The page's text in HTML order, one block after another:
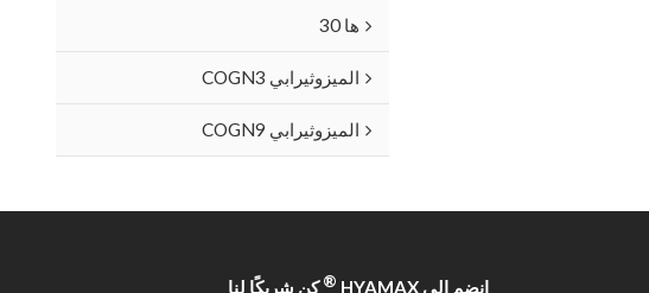
ها 30
الميزوثيرابي COGN3
الميزوثيرابي COGN9
انضم إلى HYAMAX ®كن شريكًا لنا